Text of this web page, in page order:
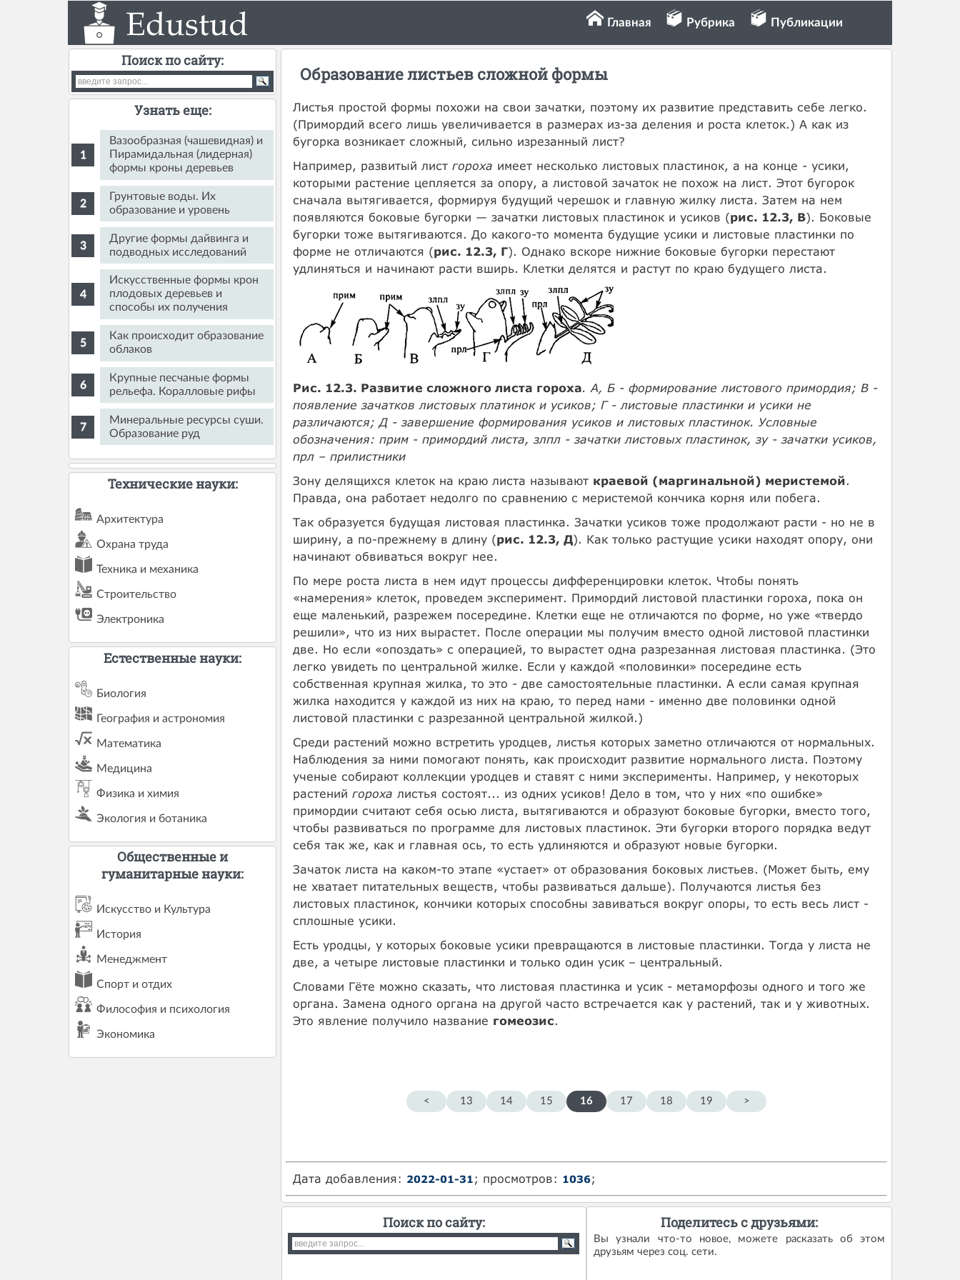
Главная Рубрика Публикации
Образование листьев сложной формы
Листья простой формы похожи на свои зачатки, поэтому их развитие представить себе легко.
(Примордий всего лишь увеличивается в размерах из-за деления и роста клеток.) А как из
бугорка возникает сложный, сильно изрезанный лист?
Например, развитый лист гороха имеет несколько листовых пластинок, а на конце - усики,
которыми растение цепляется за опору, а листовой зачаток не похож на лист. Этот бугорок
сначала вытягивается, формируя будущий черешок и главную жилку листа. Затем на нем
появляются боковые бугорки — зачатки листовых пластинок и усиков (рис. 12.3, В). Боковые
бугорки тоже вытягиваются. До какого-то момента будущие усики и листовые пластинки по
форме не отличаются (рис. 12.3, Г). Однако вскоре нижние боковые бугорки перестают
удлиняться и начинают расти вширь. Клетки делятся и растут по краю будущего листа.
Рис. 12.3. Развитие сложного листа гороха. А, Б - формирование листового примордия; В -
появление зачатков листовых платинок и усиков; Г - листовые пластинки и усики не
различаются; Д - завершение формирования усиков и листовых пластинок. Условные
обозначения: прим - примордий листа, злпл - зачатки листовых пластинок, зу - зачатки усиков,
прл – прилистники
Зону делящихся клеток на краю листа называют краевой (маргинальной) меристемой.
Правда, она работает недолго по сравнению с меристемой кончика корня или побега.
Так образуется будущая листовая пластинка. Зачатки усиков тоже продолжают расти - но не в
ширину, а по-прежнему в длину (рис. 12.3, Д). Как только растущие усики находят опору, они
начинают обвиваться вокруг нее.
По мере роста листа в нем идут процессы дифференцировки клеток. Чтобы понять
«намерения» клеток, проведем эксперимент. Примордий листовой пластинки гороха, пока он
еще маленький, разрежем посередине. Клетки еще не отличаются по форме, но уже «твердо
решили», что из них вырастет. После операции мы получим вместо одной листовой пластинки
две. Но если «опоздать» с операцией, то вырастет одна разрезанная листовая пластинка. (Это
легко увидеть по центральной жилке. Если у каждой «половинки» посередине есть
собственная крупная жилка, то это - две самостоятельные пластинки. А если самая крупная
жилка находится у каждой из них на краю, то перед нами - именно две половинки одной
листовой пластинки с разрезанной центральной жилкой.)
Среди растений можно встретить уродцев, листья которых заметно отличаются от нормальных.
Наблюдения за ними помогают понять, как происходит развитие нормального листа. Поэтому
ученые собирают коллекции уродцев и ставят с ними эксперименты. Например, у некоторых
растений гороха листья состоят... из одних усиков! Дело в том, что у них «по ошибке»
примордии считают себя осью листа, вытягиваются и образуют боковые бугорки, вместо того,
чтобы развиваться по программе для листовых пластинок. Эти бугорки второго порядка ведут
себя так же, как и главная ось, то есть удлиняются и образуют новые бугорки.
Зачаток листа на каком-то этапе «устает» от образования боковых листьев. (Может быть, ему
не хватает питательных веществ, чтобы развиваться дальше). Получаются листья без
листовых пластинок, кончики которых способны завиваться вокруг опоры, то есть весь лист -
сплошные усики.
Есть уродцы, у которых боковые усики превращаются в листовые пластинки. Тогда у листа не
две, а четыре листовые пластинки и только один усик – центральный.
Словами Гёте можно сказать, что листовая пластинка и усик - метаморфозы одного и того же
органа. Замена одного органа на другой часто встречается как у растений, так и у животных.
Это явление получило название гомеозис.
< 13 14 15 16 17 18 19 >
Дата добавления: 2022-01-31; просмотров: 1036;
Поиск по сайту:
Узнать еще:
Вазообразная (чашевидная) и
Пирамидальная (лидерная)
формы кроны деревьев
Грунтовые воды. Их
образование и уровень
Другие формы дайвинга и
подводных исследований
Искусственные формы крон
плодовых деревьев и
способы их получения
Как происходит образование
облаков
Крупные песчаные формы
рельефа. Коралловые рифы
Минеральные ресурсы суши.
Образование руд
Технические науки:
Архитектура
Охрана труда
Техника и механика
Строительство
Электроника
Естественные науки:
Биология
География и астрономия
Математика
Медицина
Физика и химия
Экология и ботаника
Общественные и
гуманитарные науки:
Искусство и Культура
История
Менеджмент
Спорт и отдих
Философия и психология
Экономика
Поделитесь с друзьями:
Вы узнали что-то новое, можете расказать об этом
друзьям через соц. сети.
Поиск по сайту: